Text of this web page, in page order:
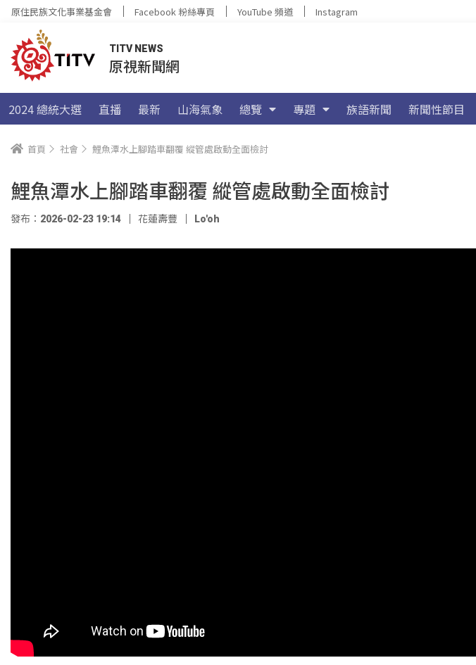
原住民族文化事業基金會 Facebook 粉絲專頁 YouTube 頻道 Instagram
TITV NEWS
原視新聞網
2024 總統大選 直播 最新 山海氣象 總覽 專題 族語新聞 新聞性節目
首頁 社會 鯉魚潭水上腳踏車翻覆 縱管處啟動全面檢討
鯉魚潭水上腳踏車翻覆 縱管處啟動全面檢討
發布：2026-02-23 19:14 花蓮壽豐 Lo'oh